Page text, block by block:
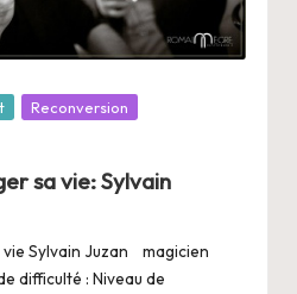
Reconversion
sa vie: Sylvain
Sylvain Juzan magicien
difficulté : Niveau de